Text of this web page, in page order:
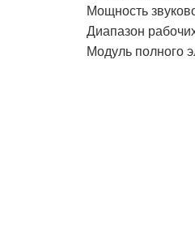
Мощность
Диапазон
Модуль полного